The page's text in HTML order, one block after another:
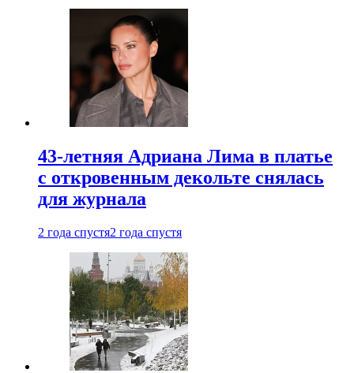
43-летняя Адриана Лима в платье
с откровенным декольте снялась
для журнала
2 года спустя2 года спустя